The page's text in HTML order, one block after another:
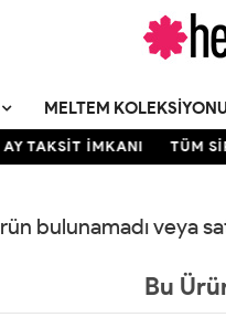
MELTEM
İMKANI TÜM
bulunamadı veya
Bu